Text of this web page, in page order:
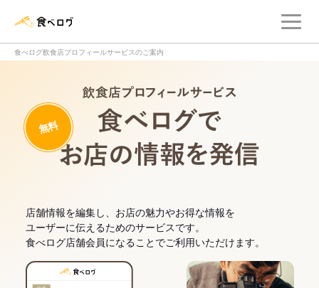
食べログ飲食店プロフィールサービスのご案内
無料
店舗情報を編集し、お店の魅力やお得な情報を
ユーザーに伝えるためのサービスです。
食べログ店舗会員になることでご利用いただけます。